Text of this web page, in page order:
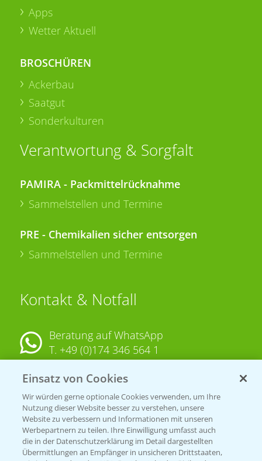
Apps
Wetter Aktuell
BROSCHÜREN
Ackerbau
Saatgut
Sonderkulturen
Verantwortung & Sorgfalt
PAMIRA - Packmittelrücknahme
Sammelstellen und Termine
PRE - Chemikalien sicher entsorgen
Sammelstellen und Termine
Kontakt & Notfall
Beratung auf WhatsApp
T. +49 (0)174 346 564 1
KONTAKT
Hilfe in Notfällen
T.+49 (0)214/30-20220
Einsatz von Cookies
Wir würden gerne optionale Cookies verwenden, um Ihre
Nutzung dieser Website besser zu verstehen, unsere
Website zu verbessern und Informationen mit unseren
Werbepartnern zu teilen. Ihre Einwilligung umfasst auch
die in der Datenschutzerklärung im Detail dargestellten
Übermittlungen an Empfänger in unsicheren Drittstaaten,